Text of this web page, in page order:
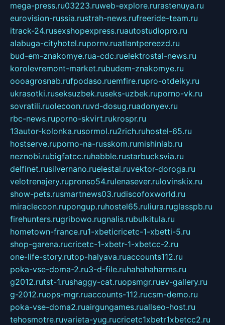
mega-press.ru03223.ruweb-explore.rurastenuya.ru
eurovision-russia.rustrah-news.rufreeride-team.ru
itrack-24.rusexshopexpress.ruautostudiopro.ru
alabuga-cityhotel.rupornv.ruatlantpereezd.ru
bud-em-znakomye.rua-cdc.ruelektrostal-news.ru
korolevremont-market.rubudem-znakomye.ru
oooagrosnab.rufpodaso.ruemfire.rupro-otdelky.ru
ukrasotki.ruseksuzbek.ruseks-uzbek.ruporno-vk.ru
sovratili.ruolecoon.ruvd-dosug.ruadonyev.ru
rbc-news.ruporno-skvirt.rukrospr.ru
13autor-kolonka.rusormol.ru2rich.ruhostel-65.ru
hostserve.ruporno-na-russkom.rumishinlab.ru
neznobi.rubigfatcc.ruhabble.rustarbucksvia.ru
delfinet.rusilvernano.ruelestal.ruvektor-doroga.ru
velotrenajery.rupronso54.rulenasever.rulovinskix.ru
show-pets.rusmartnews03.rudiscofoxworld.ru
miraclecoon.rupongup.ruhostel65.ruliura.ruglasspb.ru
firehunters.rugribowo.rugnalis.rubulkitula.ru
hometown-france.ru1-xbeticricetc-1-xbetti-5.ru
shop-garena.rucricetc-1-xbetr-1-xbetcc-2.ru
one-life-story.rutop-halyava.ruaccounts112.ru
poka-vse-doma-2.ru3-d-file.ruhahahaharms.ru
g2012.rutst-1.rushaggy-cat.ruopsmgr.ruev-gallery.ru
g-2012.ruops-mgr.ruaccounts-112.rucsm-demo.ru
poka-vse-doma2.ruairgungames.ruallseo-host.ru
tehosmotre.ruvarieta-yug.rucricetc1xbetr1xbetcc2.ru